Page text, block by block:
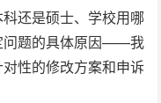
还是硕士、学校用哪
问题的具体原因——我
性的修改方案和申诉